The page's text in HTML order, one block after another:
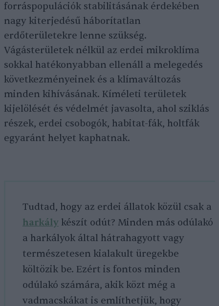
forráspopulációk stabilitásának érdekében
nagy kiterjedésű háborítatlan
erdőterületekre lenne szükség.
Vágásterületek nélkül az erdei mikroklíma
sokkal hatékonyabban ellenáll a melegedés
következményeinek és a klímaváltozás
minden kihívásának. Kíméleti területek
kijelölését és védelmét javasolta, ahol sziklás
részek, erdei csobogók, habitat-fák, holtfák
egyaránt helyet kaphatnak.
Tudtad, hogy az erdei állatok közül csak a
harkály készít odút? Minden más odúlakó
a harkályok által hátrahagyott vagy
természetesen kialakult üregekbe
költözik be. Ezért is fontos minden
odúlakó számára, akik közt még a
vadmacskákat is említhetjük, hogy